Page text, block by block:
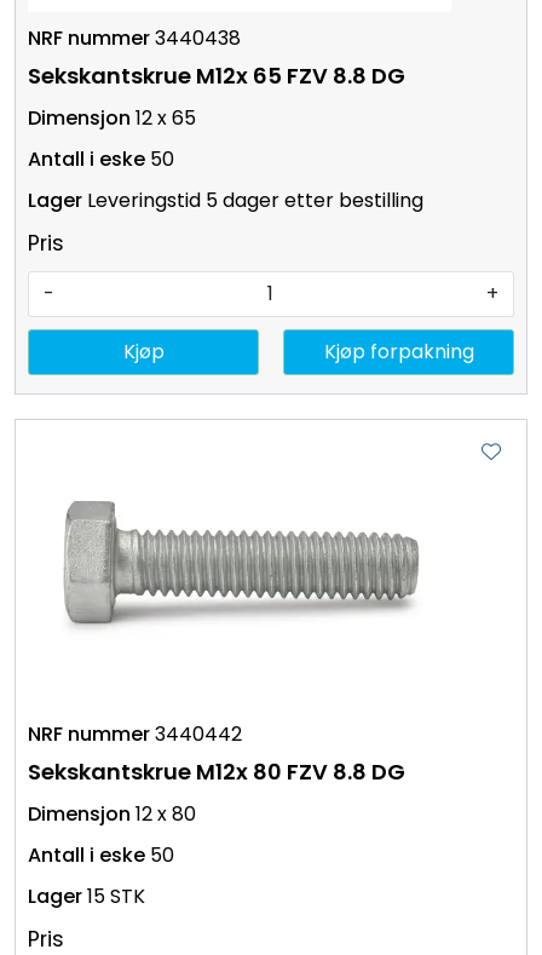
3440438
Sekskantskrue M12x 65 FZV 8.8 DG
12 x 65
50
Leveringstid 5 dager etter bestilling
Pris
- +
Kjøp Kjøp forpakning
3440442
Sekskantskrue M12x 80 FZV 8.8 DG
12 x 80
50
15 STK
Pris